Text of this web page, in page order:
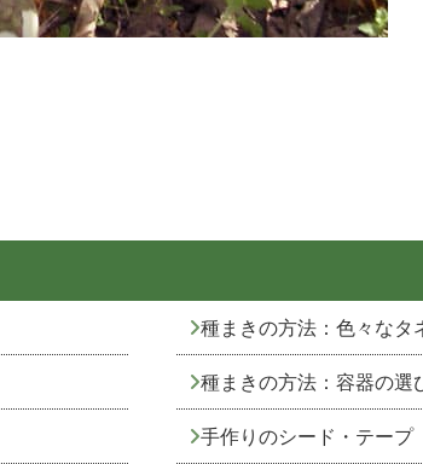
種まきの方法：色々なタ
種まきの方法：容器の選
手作りのシード・テープ